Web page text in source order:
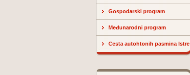
Gospodarski program
Međunarodni program
Cesta autohtonih pasmina Istre